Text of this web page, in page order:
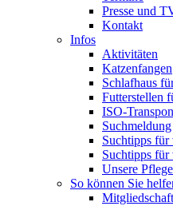
Presse und
Kontakt
Infos
Aktivitäten
Katzenfangen
Schlafhaus
Futterstellen
ISO-
Suchmeldung
Suchtipps für
Suchtipps für
Unsere
So können Sie
Mitgliedschaft